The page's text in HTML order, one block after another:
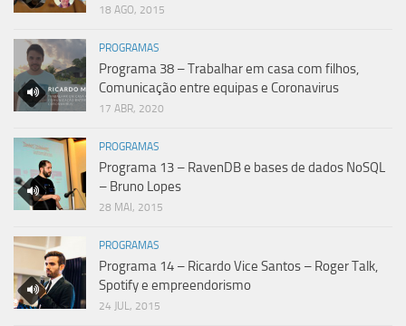
18 AGO, 2015
PROGRAMAS
Programa 38 – Trabalhar em casa com filhos,
Comunicação entre equipas e Coronavirus
17 ABR, 2020
PROGRAMAS
Programa 13 – RavenDB e bases de dados NoSQL
– Bruno Lopes
28 MAI, 2015
PROGRAMAS
Programa 14 – Ricardo Vice Santos – Roger Talk,
Spotify e empreendorismo
24 JUL, 2015